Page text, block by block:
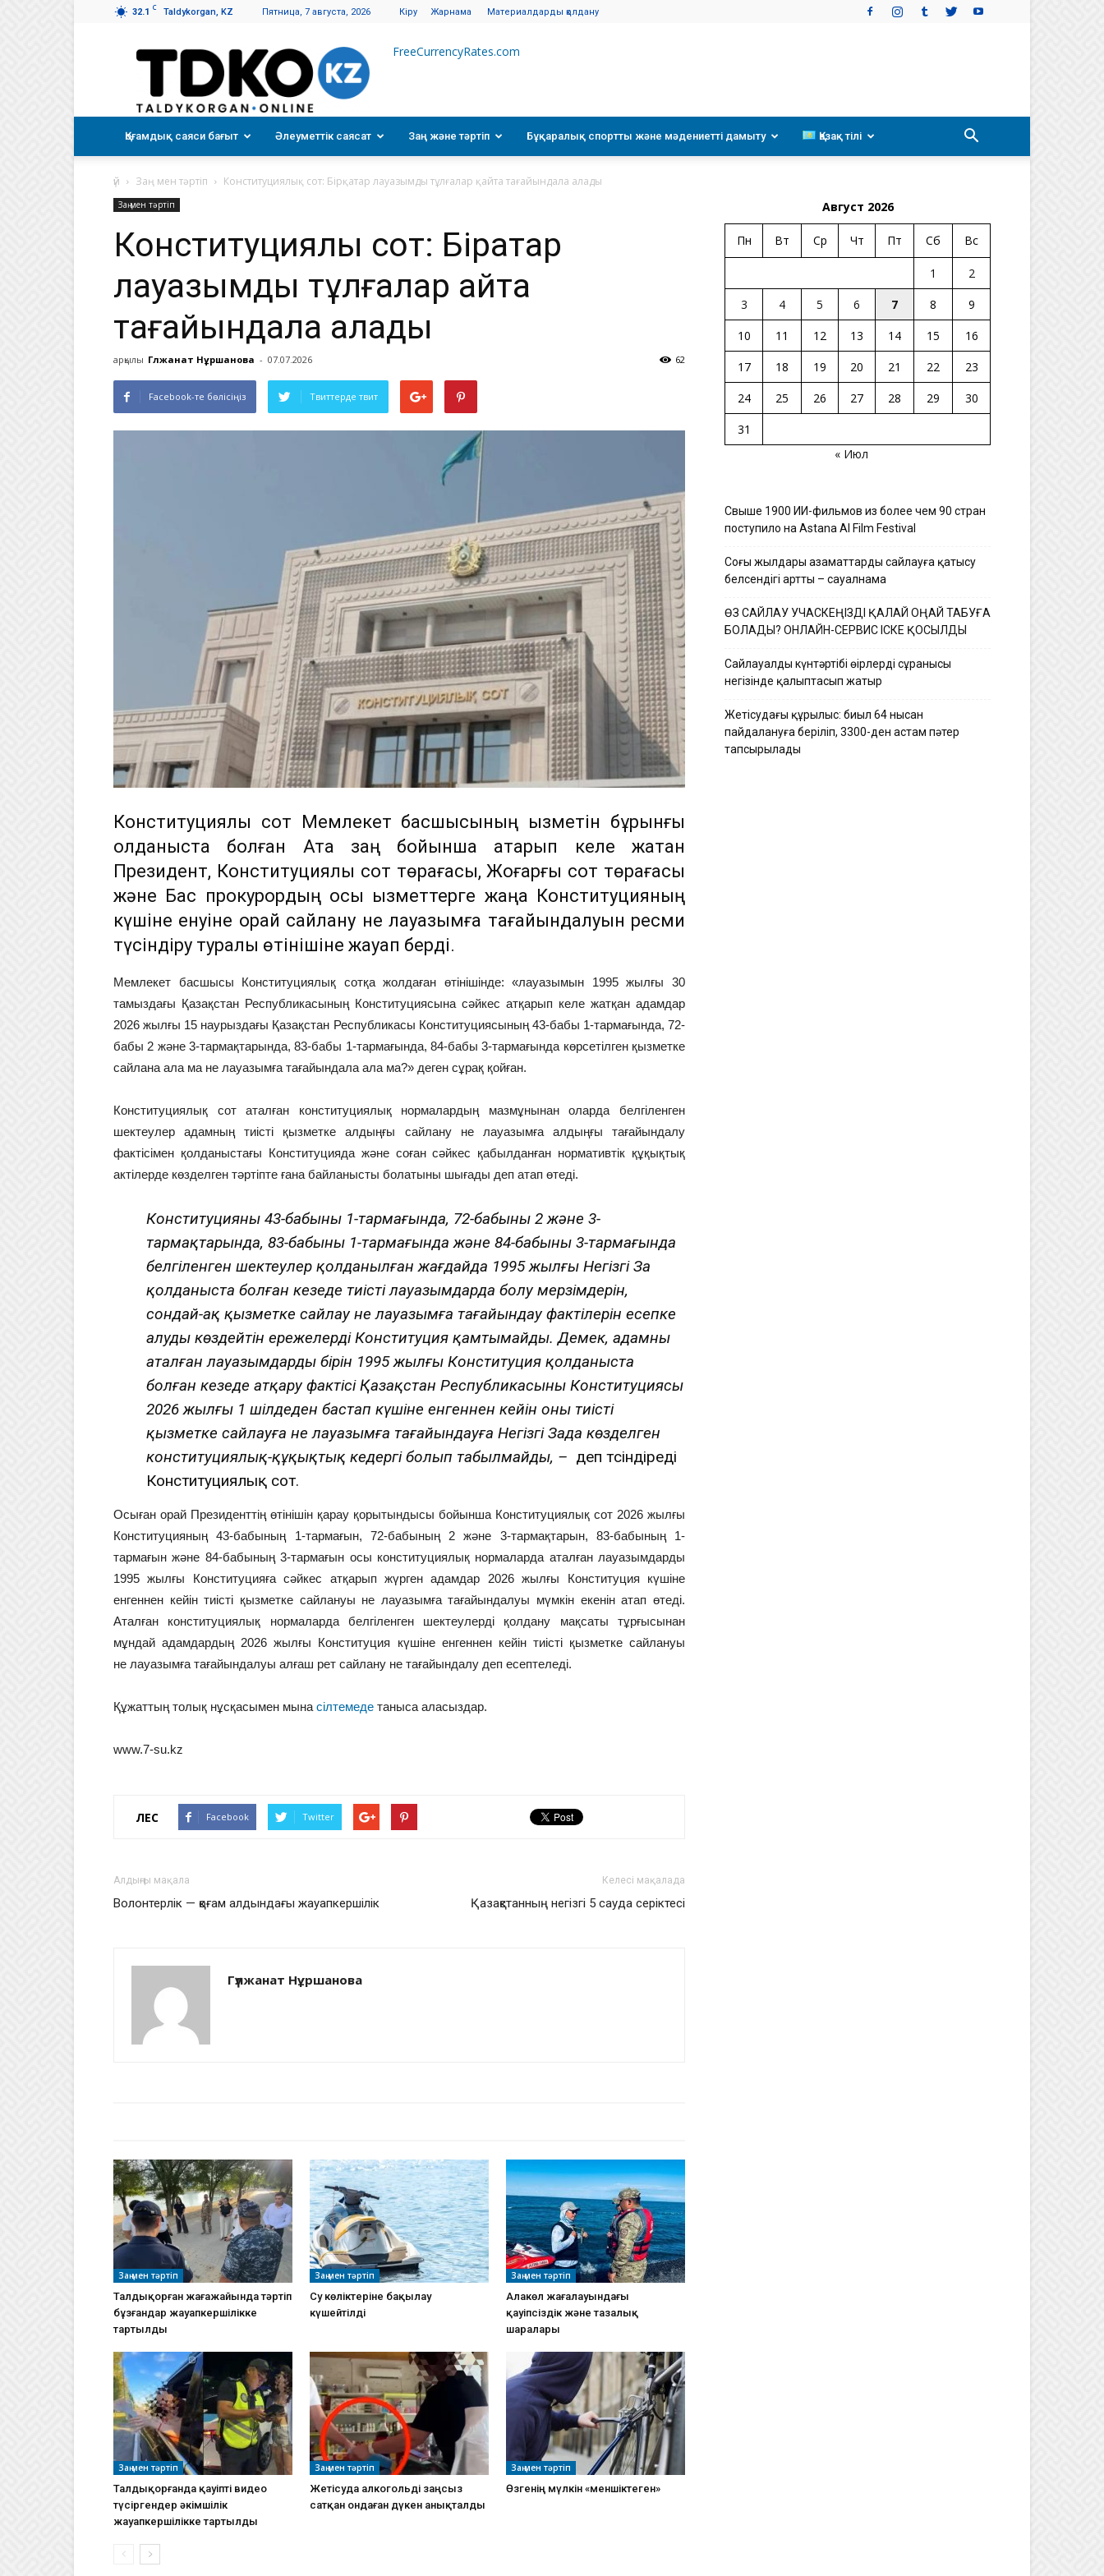
32.1 C Taldykorgan, KZ Пятница, 7 августа, 2026 Кіру Жарнама Материалдарды қолдану
Талдықорған
FreeCurrencyRates.com
Қоғамдық саяси бағыт Әлеуметтік саясат Заң және тәртіп Бұқаралық спортты және мәдениетті дамыту Қазақ тілі
үй Заң мен тәртіп Конституциялық сот: Бірқатар лауазымды тұлғалар қайта тағайындала алады
Заң мен тәртіп
Конституциялық сот: Бірқатар
лауазымды тұлғалар қайта
тағайындала алады
арқылы Гүлжанат Нұршанова - 07.07.2026 62
Facebook-те бөлісіңіз Твиттерде твит
Конституциялық сот Мемлекет басшысының қызметін бұрынғы
қолданыста болған Ата заң бойынша атқарып келе жатқан
Президент, Конституциялық сот төрағасы, Жоғарғы сот төрағасы
және Бас прокурордың осы қызметтерге жаңа Конституцияның
күшіне енуіне орай сайлану не лауазымға тағайындалуын ресми
түсіндіру туралы өтінішіне жауап берді.
Мемлекет басшысы Конституциялық сотқа жолдаған өтінішінде: «лауазымын 1995 жылғы 30
тамыздағы Қазақстан Республикасының Конституциясына сәйкес атқарып келе жатқан адамдар
2026 жылғы 15 наурыздағы Қазақстан Республикасы Конституциясының 43-бабы 1-тармағында, 72-
бабы 2 және 3-тармақтарында, 83-бабы 1-тармағында, 84-бабы 3-тармағында көрсетілген қызметке
сайлана ала ма не лауазымға тағайындала ала ма?» деген сұрақ қойған.
Конституциялық сот аталған конституциялық нормалардың мазмұнынан оларда белгіленген
шектеулер адамның тиісті қызметке алдыңғы сайлану не лауазымға алдыңғы тағайындалу
фактісімен қолданыстағы Конституцияда және соған сәйкес қабылданған нормативтік құқықтық
актілерде көзделген тәртіпте ғана байланысты болатыны шығады деп атап өтеді.
Конституцияның 43-бабының 1-тармағында, 72-бабының 2 және 3-
тармақтарында, 83-бабының 1-тармағында және 84-бабының 3-тармағында
белгіленген шектеулер қолданылған жағдайда 1995 жылғы Негізгі Заң
қолданыста болған кезеңде тиісті лауазымдарда болу мерзімдерін,
сондай-ақ қызметке сайлау не лауазымға тағайындау фактілерін есепке
алуды көздейтін ережелерді Конституция қамтымайды. Демек, адамның
аталған лауазымдардың бірін 1995 жылғы Конституция қолданыста
болған кезеңде атқару фактісі Қазақстан Республикасының Конституциясы
2026 жылғы 1 шілдеден бастап күшіне енгеннен кейін оны тиісті
қызметке сайлауға не лауазымға тағайындауға Негізгі Заңда көзделген
конституциялық-құқықтық кедергі болып табылмайды, – деп түсіндіреді
Конституциялық сот.
Осыған орай Президенттің өтінішін қарау қорытындысы бойынша Конституциялық сот 2026 жылғы
Конституцияның 43-бабының 1-тармағын, 72-бабының 2 және 3-тармақтарын, 83-бабының 1-
тармағын және 84-бабының 3-тармағын осы конституциялық нормаларда аталған лауазымдарды
1995 жылғы Конституцияға сәйкес атқарып жүрген адамдар 2026 жылғы Конституция күшіне
енгеннен кейін тиісті қызметке сайлануы не лауазымға тағайындалуы мүмкін екенін атап өтеді.
Аталған конституциялық нормаларда белгіленген шектеулерді қолдану мақсаты тұрғысынан
мұндай адамдардың 2026 жылғы Конституция күшіне енгеннен кейін тиісті қызметке сайлануы
не лауазымға тағайындалуы алғаш рет сайлану не тағайындалу деп есептеледі.
Құжаттың толық нұсқасымен мына сілтемеде таныса аласыздар.
www.7-su.kz
ҮЛЕС Facebook Twitter
Алдыңғы мақала
Волонтерлік — қоғам алдындағы жауапкершілік
Келесі мақалада
Қазақстанның негізгі 5 сауда серіктесі
Гүлжанат Нұршанова
Заң мен тәртіп
Талдықорған жағажайында тәртіп
бұзғандар жауапкершілікке
тартылды
Заң мен тәртіп
Су көліктеріне бақылау
күшейтілді
Заң мен тәртіп
Алакөл жағалауындағы
қауіпсіздік және тазалық
шаралары
Заң мен тәртіп
Талдықорғанда қауіпті видео
түсіргендер әкімшілік
жауапкершілікке тартылды
Заң мен тәртіп
Жетісуда алкогольді заңсыз
сатқан ондаған дүкен анықталды
Заң мен тәртіп
Өзгенің мүлкін «меншіктеген»
Август 2026
Пн Вт Ср Чт Пт Сб Вс
1
2
3
4 5 6 7 8
9
10
11 12 13 14 15
16
17
18 19 20 21 22
23
24
25 26 27 28 29
30
31
« Июл
Свыше 1900 ИИ-фильмов из более чем 90 стран
поступило на Astana AI Film Festival
Соңғы жылдары азаматтардың сайлауға қатысу
белсендігі артты – сауалнама
ӨЗ САЙЛАУ УЧАСКЕҢІЗДІ ҚАЛАЙ ОҢАЙ ТАБУҒА
БОЛАДЫ? ОНЛАЙН-СЕРВИС ІСКЕ ҚОСЫЛДЫ
Сайлауалды күнтәртібі өңірлердің сұранысы
негізінде қалыптасып жатыр
Жетісудағы құрылыс: биыл 64 нысан
пайдалануға беріліп, 3300-ден астам пәтер
тапсырылады